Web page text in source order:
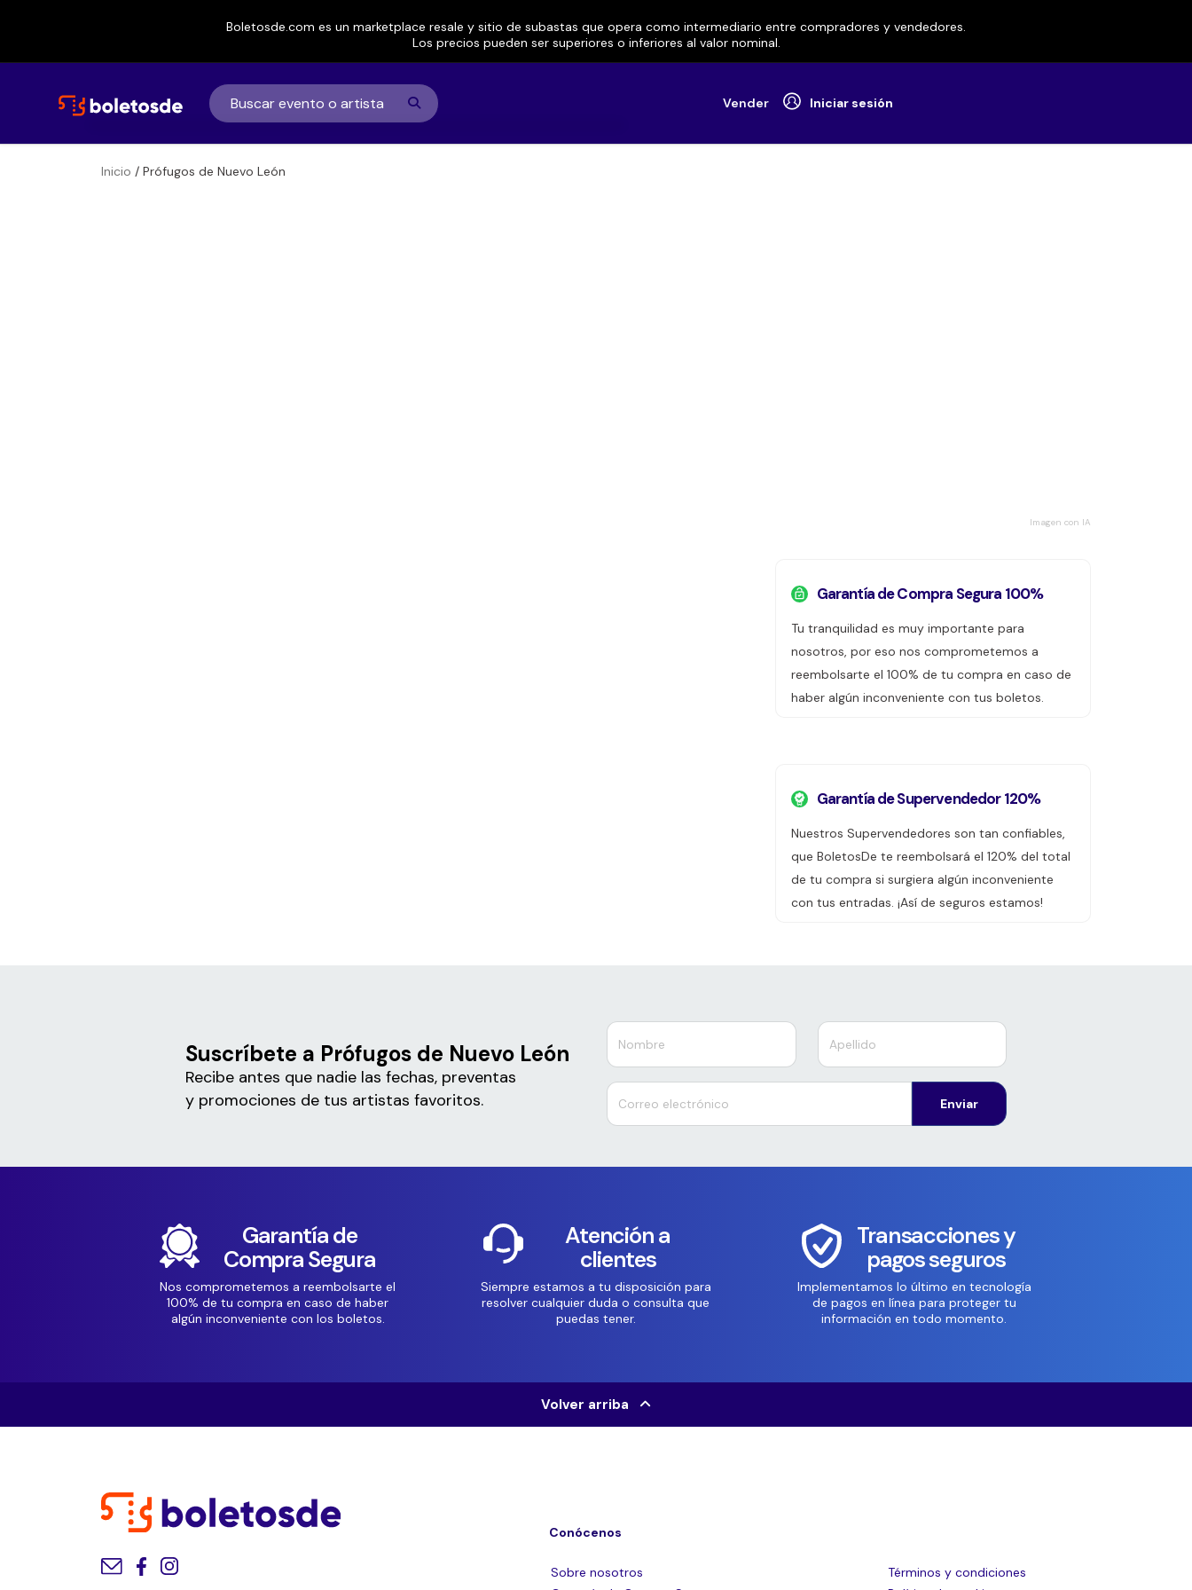
Boletosde.com es un marketplace resale y sitio de subastas que opera como intermediario entre compradores y vendedores.
Los precios pueden ser superiores o inferiores al valor nominal.
Vender Iniciar sesión
Inicio / Prófugos de Nuevo León
Imagen con IA
Garantía de Compra Segura 100%
Tu tranquilidad es muy importante para
nosotros, por eso nos comprometemos a
reembolsarte el 100% de tu compra en caso de
haber algún inconveniente con tus boletos.
Garantía de Supervendedor 120%
Nuestros Supervendedores son tan confiables,
que BoletosDe te reembolsará el 120% del total
de tu compra si surgiera algún inconveniente
con tus entradas. ¡Así de seguros estamos!
Suscríbete a Prófugos de Nuevo León
Recibe antes que nadie las fechas, preventas
y promociones de tus artistas favoritos.
Enviar
Garantía de
Compra Segura
Nos comprometemos a reembolsarte el
100% de tu compra en caso de haber
algún inconveniente con los boletos.
Atención a
clientes
Siempre estamos a tu disposición para
resolver cualquier duda o consulta que
puedas tener.
Transacciones y
pagos seguros
Implementamos lo último en tecnología
de pagos en línea para proteger tu
información en todo momento.
Volver arriba
Conócenos
Sobre nosotros
Términos y condiciones